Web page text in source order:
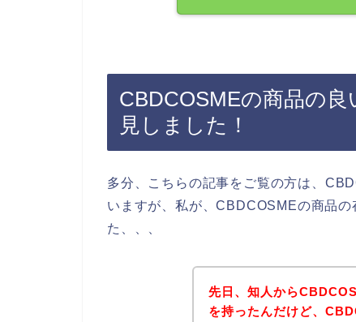
CBDCOSMEの商品の
見しました！
多分、こちらの記事をご覧の方は、
いますが、私が、CBDCOSMEの商品
た、、、
先日、知人から
を持ったんだけど、